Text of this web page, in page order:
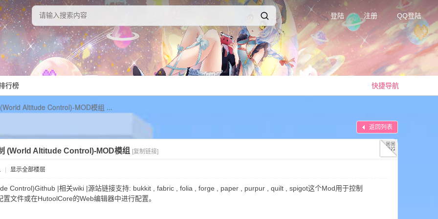
登陆 注册 QQ登陆
快捷导航
行榜
Altitude Control)-MOD模组 ...
返回列表
(World Altitude Control)-MOD模组 [复制链接]
显示全部楼层
Control)Github |相关wiki |源站链接支持: bukkit , fabric , folia , forge , paper , purpur , quilt , spigot这个Mod用于控制
文件或在HutoolCore的Web编辑器中进行配置。